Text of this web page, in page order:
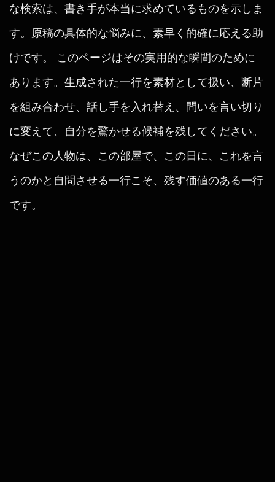
な検索は、書き手が本当に求めているものを示しま
す。原稿の具体的な悩みに、素早く的確に応える助
けです。 このページはその実用的な瞬間のために
あります。生成された一行を素材として扱い、断片
を組み合わせ、話し手を入れ替え、問いを言い切り
に変えて、自分を驚かせる候補を残してください。
なぜこの人物は、この部屋で、この日に、これを言
うのかと自問させる一行こそ、残す価値のある一行
です。